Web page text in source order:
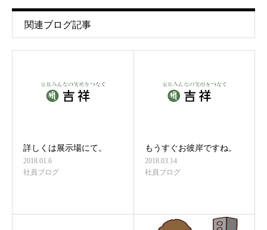
関連ブログ記事
詳しくは展示場にて。
2018.01.6
社員ブログ
もうすぐお彼岸ですね。
2018.03.14
社員ブログ